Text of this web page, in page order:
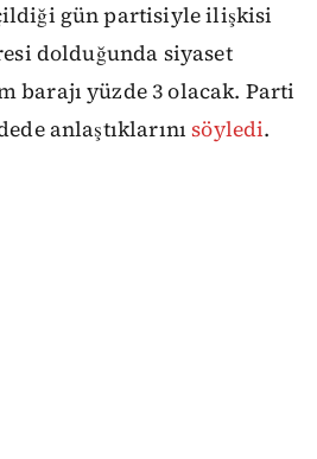
gün partisiyle ilişkisi
dolduğunda siyaset
barajı yüzde 3 olacak. Parti
anlaştıklarınısöyledi.